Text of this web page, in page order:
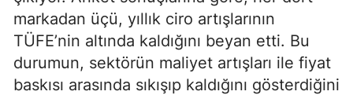
markadan üçü, yıllık ciro artışlarının
TÜFE’nin altında kaldığını beyan etti. Bu
durumun, sektörün maliyet artışları ile fiyat
baskısı arasında sıkışıp kaldığını gösterdiğini